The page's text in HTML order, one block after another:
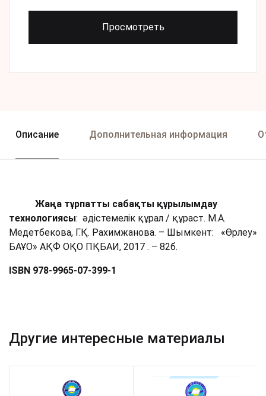
Просмотреть
Описание Дополнительная информация
Жаңа тұрпатты сабақты құрылымдау
технологиясы: әдістемелік құрал / құраст. М.А.
Медетбекова, Г.Қ. Рахимжанова. – Шымкент: «Өрлеу»
БАҰО» АҚФ ОҚО ПҚБАИ, 2017 . – 82б.
ISBN 978-9965-07-399-1
Другие интересные материалы